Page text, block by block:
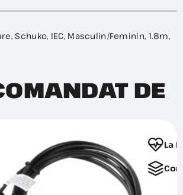
Schuko, IEC, Masculin/Feminin, 1.8m,
DE
La